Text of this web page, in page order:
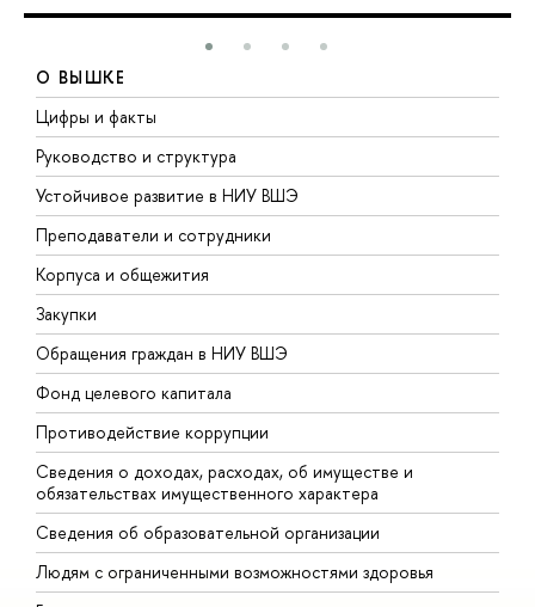
О ВЫШКЕ
Цифры и факты
Руководство и структура
Устойчивое развитие в НИУ ВШЭ
Преподаватели и сотрудники
Корпуса и общежития
Закупки
Обращения граждан в НИУ ВШЭ
Фонд целевого капитала
Противодействие коррупции
Сведения о доходах, расходах, об имуществе и
обязательствах имущественного характера
Сведения об образовательной организации
Людям с ограниченными возможностями здоровья